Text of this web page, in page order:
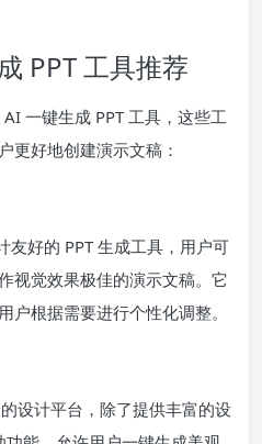
PPT 工具推荐
一键生成 PPT 工具，这些工
更好地创建演示文稿：
好的 PPT 生成工具，用户可
视觉效果极佳的演示文稿。它
户根据需要进行个性化调整。
设计平台，除了提供丰富的设